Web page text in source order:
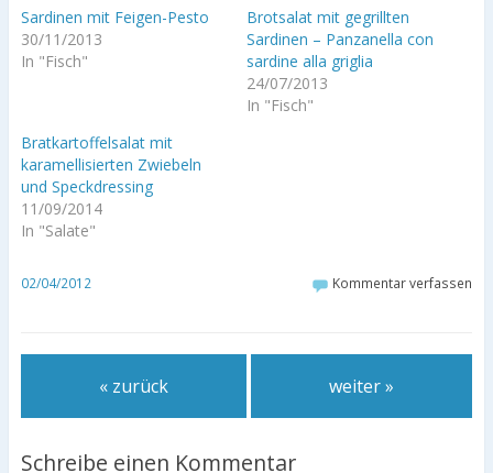
Sardinen mit Feigen-Pesto
30/11/2013
In "Fisch"
Brotsalat mit gegrillten
Sardinen – Panzanella con
sardine alla griglia
24/07/2013
In "Fisch"
Bratkartoffelsalat mit
karamellisierten Zwiebeln
und Speckdressing
11/09/2014
In "Salate"
02/04/2012 Kommentar verfassen
« zurück weiter »
Schreibe einen Kommentar